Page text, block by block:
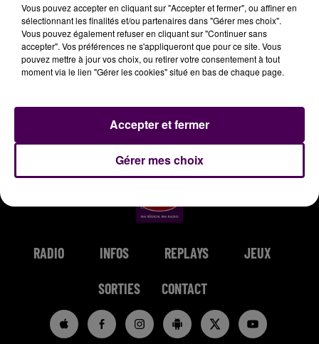
22h19
22h19
ALICIA KEYS
22h16
22h16
OFENBACH &
STARSAILOR
Four To The Floor
22h13
22h13
MARINE
RADIO INFOS REPLAYS JEUX
SORTIES CONTACT
Vous pouvez accepter en cliquant sur "Accepter et fermer", ou affiner en
sélectionnant les finalités et/ou partenaires dans "Gérer mes choix".
Vous pouvez également refuser en cliquant sur "Continuer sans
accepter". Vos préférences ne s'appliqueront que pour ce site. Vous
pouvez mettre à jour vos choix, ou retirer votre consentement à tout
moment via le lien "Gérer les cookies" situé en bas de chaque page.
Gérer mes choix
Accepter et fermer